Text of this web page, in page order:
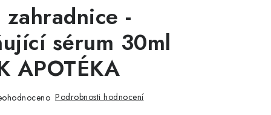
zahradnice -
sérum 30ml
APOTÉKA
Podrobnosti hodnocení